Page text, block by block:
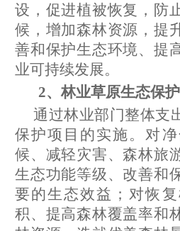
设，促进植被恢复，防
候，增加森林资源，提
善和保护生态环境、提
业可持续发展。
2、林业草原生态保护
通过林业部门整体支
保护项目 的实施。对
候、减轻灾害、森林旅
生态功能等级、改善和
要的生态效益；对恢
积、提高森林覆盖率和